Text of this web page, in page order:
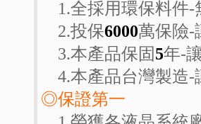
1.全採用環保料件-
2.投保6000萬保險-
3.本產品保固5年-
4.本產品台灣製造-
◎保證第一